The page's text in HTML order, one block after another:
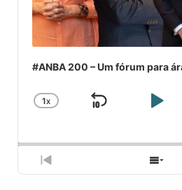
#ANBA 200 – Um fórum para
CHANGE
1X
SKIP
PREVIOUS
EPISODE